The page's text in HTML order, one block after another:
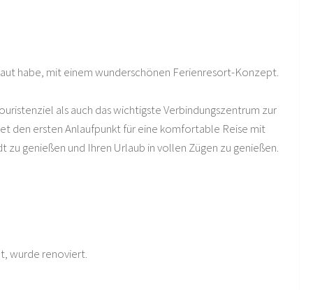
habe, mit einem wunderschönen Ferienresort-Konzept.
als auch das wichtigste Verbindungszentrum zur
den ersten Anlaufpunkt für eine komfortable Reise mit
genießen und Ihren Urlaub in vollen Zügen zu genießen.
wurde renoviert.